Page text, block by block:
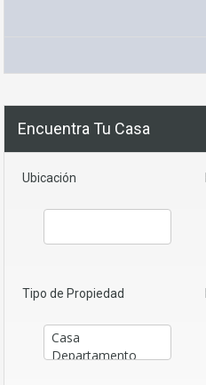
Encuentra Tu Casa
Ubicación
Tipo de Propiedad